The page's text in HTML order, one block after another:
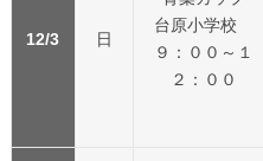
12/3 日
台原小学校
９：００～１
２：００